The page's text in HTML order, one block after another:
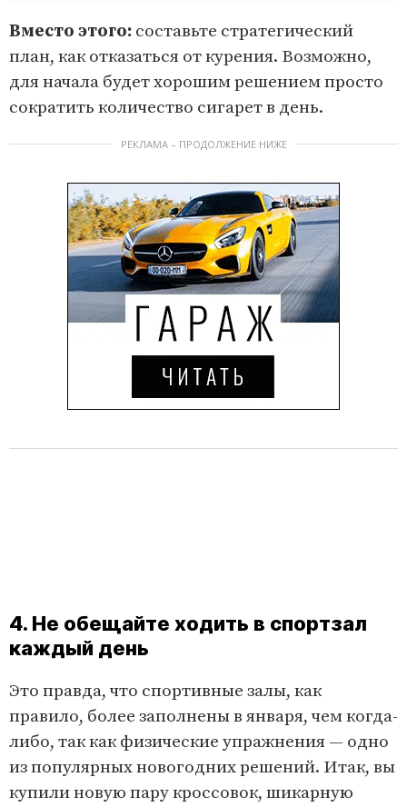
Вместо этого: составьте стратегический
план, как отказаться от курения. Возможно,
для начала будет хорошим решением просто
сократить количество сигарет в день.
РЕКЛАМА – ПРОДОЛЖЕНИЕ НИЖЕ
4. Не обещайте ходить в спортзал
каждый день
Это правда, что спортивные залы, как
правило, более заполнены в января, чем когда-
либо, так как физические упражнения — одно
из популярных новогодних решений. Итак, вы
купили новую пару кроссовок, шикарную